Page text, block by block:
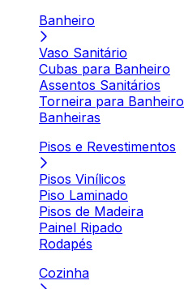
Banheiro
Vaso Sanitário
Cubas para Banheiro
Assentos Sanitários
Torneira para Banheiro
Banheiras
Pisos e Revestimentos
Pisos Vinílicos
Piso Laminado
Pisos de Madeira
Painel Ripado
Rodapés
Cozinha